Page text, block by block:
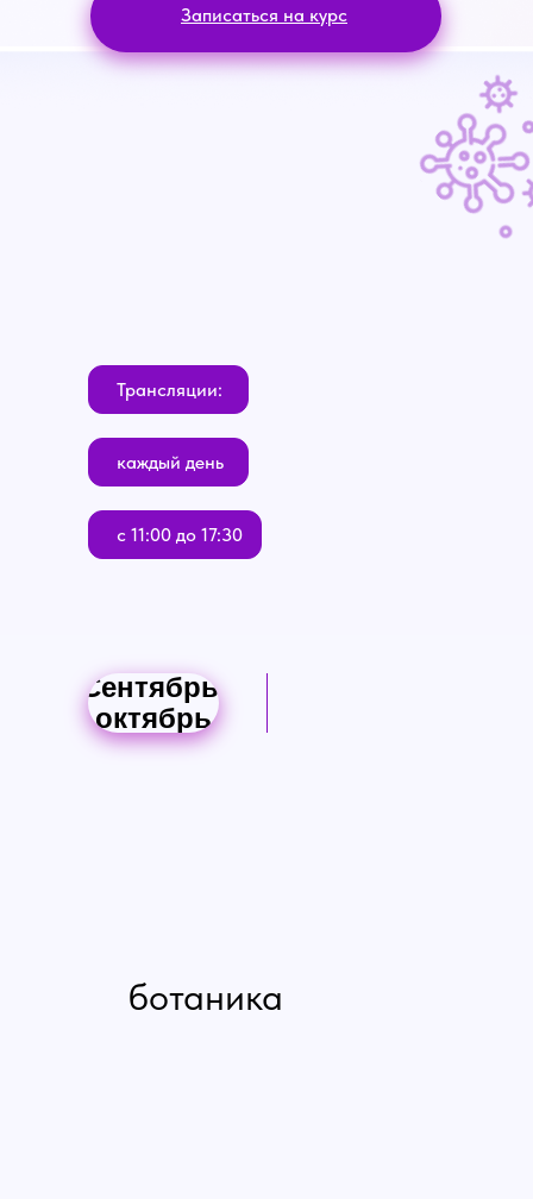
Записаться на курс
Трансляции:
каждый день
с 11:00 до 17:30
Сентябрь/
октябрь
ботаника